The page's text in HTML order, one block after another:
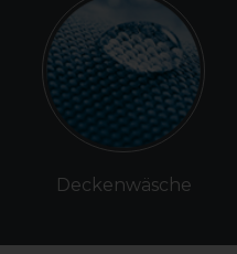
Deckenwäsche